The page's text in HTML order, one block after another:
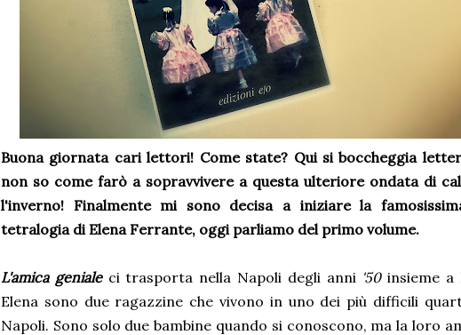
Buona giornata cari lettori! Come state? Qui si boccheggia
non so come farò a sopravvivere a questa ulteriore ondata di
l'inverno! Finalmente mi sono decisa a iniziare la
tetralogia di Elena Ferrante, oggi parliamo del primo volume.
L'amica genialeci trasporta nella Napoli degli anni '50insieme a
Elena sono due ragazzine che vivono in uno dei più difficili
Napoli. Sono solo due bambine quando si conoscono, ma la loro